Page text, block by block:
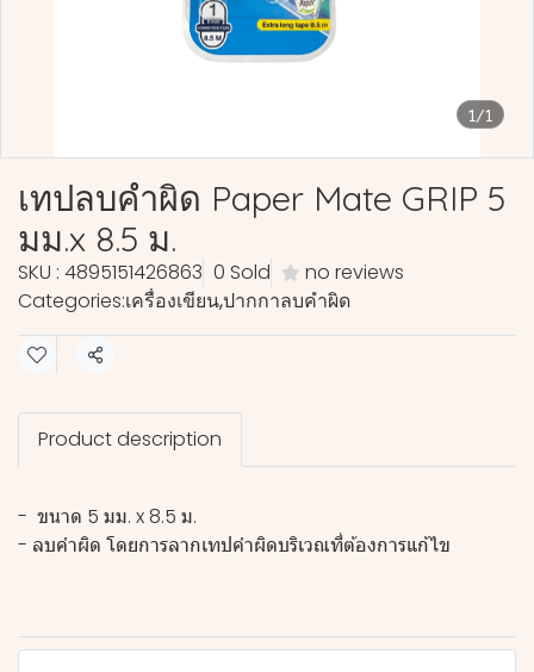
1/1
เทปลบคำผิด Paper Mate GRIP 5
มม.x 8.5 ม.
SKU : 4895151426863 0 Sold
no reviews
Categories:เครื่องเขียน,ปากกาลบคำผิด
Share
Product description
- ขนาด 5 มม. x 8.5 ม.
- ลบคำผิด โดยการลากเทปคำผิดบริเวณที่ต้องการแก้ไข